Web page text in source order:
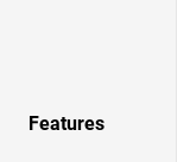
Features